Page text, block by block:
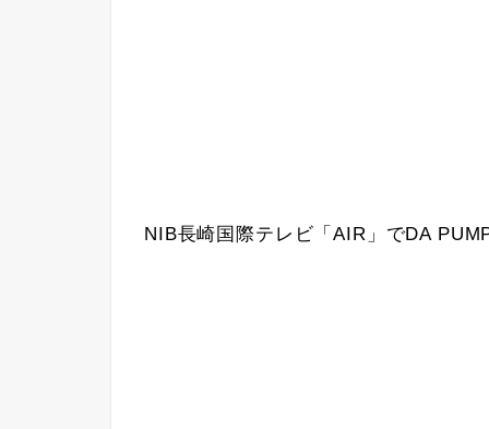
NIB長崎国際テレビ「AIR」でDA